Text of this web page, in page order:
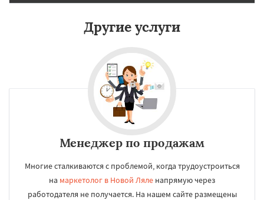
Другие услуги
Менеджер по продажам
Многие сталкиваются с проблемой, когда трудоустроиться
на маркетолог в Новой Ляле напрямую через
работодателя не получается. На нашем сайте размещены